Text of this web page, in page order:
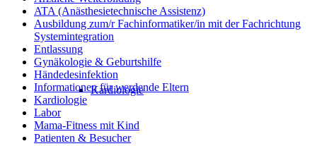
Kardiologie
ATA (Anästhesietechnische Assistenz)
Ausbildung zum/r Fachinformatiker/in mit der Fachrichtung
Systemintegration
Entlassung
Gynäkologie & Geburtshilfe
Händedesinfektion
Informationen für werdende Eltern
Kardiologie
Labor
Mama-Fitness mit Kind
Patienten & Besucher